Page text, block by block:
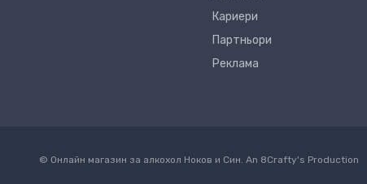
Кариери
Партньори
Реклама
© Онлайн магазин за алкохол Ноков и Син. An 8Crafty's Production